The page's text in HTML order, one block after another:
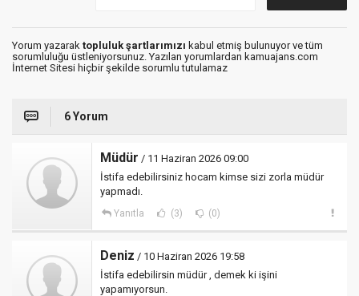
Yorum yazarak topluluk şartlarımızı kabul etmiş bulunuyor ve tüm
sorumluluğu üstleniyorsunuz. Yazılan yorumlardan kamuajans.com
İnternet Sitesi hiçbir şekilde sorumlu tutulamaz
6 Yorum
Müdür / 11 Haziran 2026 09:00
İstifa edebilirsiniz hocam kimse sizi zorla müdür
yapmadı.
Yanıtla (3) (0)
Deniz / 10 Haziran 2026 19:58
İstifa edebilirsin müdür , demek ki işini
yapamıyorsun.